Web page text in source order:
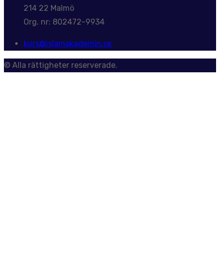
214 22 Malmö
Org. nr: 802472-9934
kurs@islamakademin.se
© Alla rättigheter reserverade.